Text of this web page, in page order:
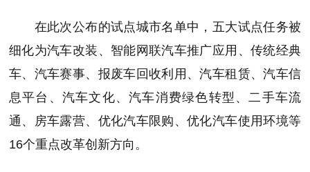
在此次公布的试点城市名单中，五大试点任务被
细化为汽车改装、智能网联汽车推广应用、传统经典
车、汽车赛事、报废车回收利用、汽车租赁、汽车信
息平台、汽车文化、汽车消费绿色转型、二手车流
通、房车露营、优化汽车限购、优化汽车使用环境等
16个重点改革创新方向。